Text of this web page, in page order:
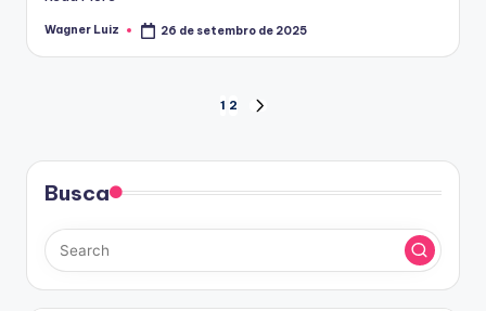
Posted
Wagner Luiz 26 de setembro de 2025
de
posts
1 2
Busca